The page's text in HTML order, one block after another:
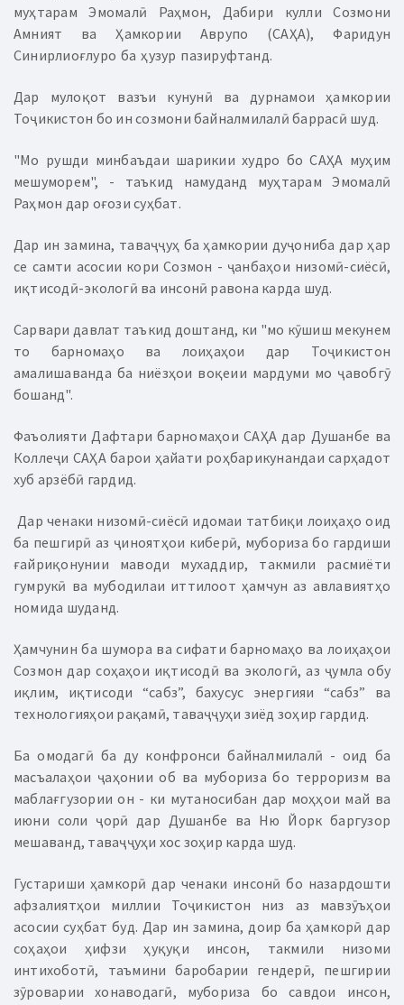
муҳтарам Эмомалӣ Раҳмон, Дабири кулли Созмони
Амният ва Ҳамкории Аврупо (САҲА), Фаридун
Синирлиоғлуро ба ҳузур пазируфтанд.
Дар мулоқот вазъи кунунӣ ва дурнамои ҳамкории
Тоҷикистон бо ин созмони байналмилалӣ баррасӣ шуд.
"Мо рушди минбаъдаи шарикии худро бо САҲА муҳим
мешуморем", - таъкид намуданд муҳтарам Эмомалӣ
Раҳмон дар оғози суҳбат.
Дар ин замина, таваҷҷуҳ ба ҳамкории дуҷониба дар ҳар
се самти асосии кори Созмон - ҷанбаҳои низомӣ-сиёсӣ,
иқтисодӣ-экологӣ ва инсонӣ равона карда шуд.
Сарвари давлат таъкид доштанд, ки "мо кӯшиш мекунем
то барномаҳо ва лоиҳаҳои дар Тоҷикистон
амалишаванда ба ниёзҳои воқеии мардуми мо ҷавобгӯ
бошанд".
Фаъолияти Дафтари барномаҳои САҲА дар Душанбе ва
Коллеҷи САҲА барои ҳайати роҳбарикунандаи сарҳадот
хуб арзёбӣ гардид.
Дар ченаки низомӣ-сиёсӣ идомаи татбиқи лоиҳаҳо оид
ба пешгирӣ аз ҷиноятҳои киберӣ, мубориза бо гардиши
ғайриқонунии маводи мухаддир, такмили расмиёти
гумрукӣ ва мубодилаи иттилоот ҳамчун аз авлавиятҳо
номида шуданд.
Ҳамчунин ба шумора ва сифати барномаҳо ва лоиҳаҳои
Созмон дар соҳаҳои иқтисодӣ ва экологӣ, аз ҷумла обу
иқлим, иқтисоди “сабз”, бахусус энергияи “сабз” ва
технологияҳои рақамӣ, таваҷҷуҳи зиёд зоҳир гардид.
Ба омодагӣ ба ду конфронси байналмилалӣ - оид ба
масъалаҳои ҷаҳонии об ва мубориза бо терроризм ва
маблағгузории он - ки мутаносибан дар моҳҳои май ва
июни соли ҷорӣ дар Душанбе ва Ню Йорк баргузор
мешаванд, таваҷҷуҳи хос зоҳир карда шуд.
Густариши ҳамкорӣ дар ченаки инсонӣ бо назардошти
афзалиятҳои миллии Тоҷикистон низ аз мавзӯъҳои
асосии суҳбат буд. Дар ин замина, доир ба ҳамкорӣ дар
соҳаҳои ҳифзи ҳуқуқи инсон, такмили низоми
интихоботӣ, таъмини баробарии гендерӣ, пешгирии
зӯроварии хонаводагӣ, мубориза бо савдои инсон,